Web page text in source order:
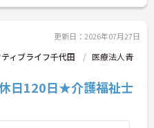
更新日：2026年07月27日
ィブライフ千代田
医療法人青
休日120日★介護福祉士